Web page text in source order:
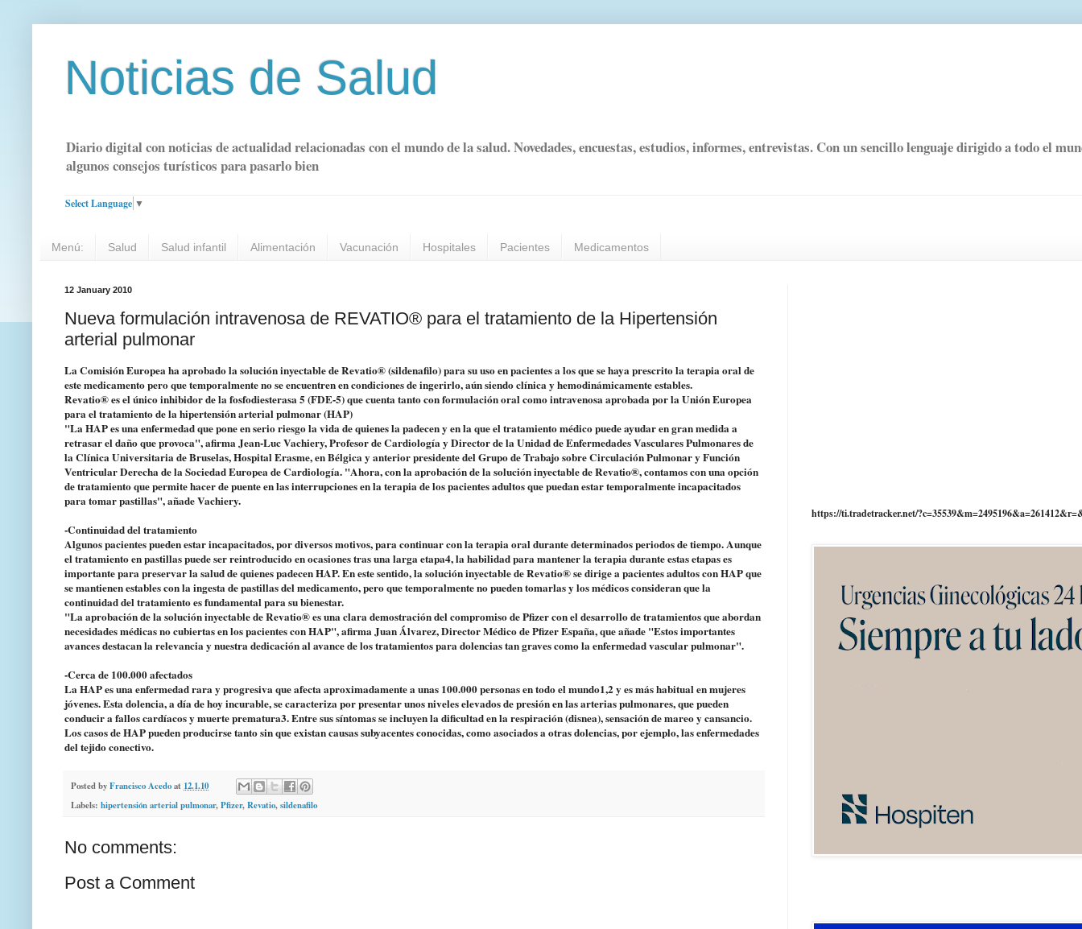
Noticias de Salud
Diario digital con noticias de actualidad relacionadas con el mundo de la salud. Novedades, encuestas, estudios, informes, entrevistas. Con un sencillo lenguaje dirigido a todo el
algunos consejos turísticos para pasarlo bien
Select Language ▼
Menú: Salud Salud infantil Alimentación Vacunación Hospitales Pacientes Medicamentos
12 January 2010
Nueva formulación intravenosa de REVATIO® para el tratamiento de la Hipertensión
arterial pulmonar
La Comisión Europea ha aprobado la solución inyectable de Revatio® (sildenafilo) para su uso en pacientes a los que se haya prescrito la terapia oral de
este medicamento pero que temporalmente no se encuentren en condiciones de ingerirlo, aún siendo clínica y hemodinámicamente estables.
Revatio® es el único inhibidor de la fosfodiesterasa 5 (FDE-5) que cuenta tanto con formulación oral como intravenosa aprobada por la Unión Europea
para el tratamiento de la hipertensión arterial pulmonar (HAP)
"La HAP es una enfermedad que pone en serio riesgo la vida de quienes la padecen y en la que el tratamiento médico puede ayudar en gran medida a
retrasar el daño que provoca", afirma Jean-Luc Vachiery, Profesor de Cardiología y Director de la Unidad de Enfermedades Vasculares Pulmonares de
la Clínica Universitaria de Bruselas, Hospital Erasme, en Bélgica y anterior presidente del Grupo de Trabajo sobre Circulación Pulmonar y Función
Ventricular Derecha de la Sociedad Europea de Cardiología. "Ahora, con la aprobación de la solución inyectable de Revatio®, contamos con una opción
de tratamiento que permite hacer de puente en las interrupciones en la terapia de los pacientes adultos que puedan estar temporalmente incapacitados
para tomar pastillas", añade Vachiery.
-Continuidad del tratamiento
Algunos pacientes pueden estar incapacitados, por diversos motivos, para continuar con la terapia oral durante determinados periodos de tiempo. Aunque
el tratamiento en pastillas puede ser reintroducido en ocasiones tras una larga etapa4, la habilidad para mantener la terapia durante estas etapas es
importante para preservar la salud de quienes padecen HAP. En este sentido, la solución inyectable de Revatio® se dirige a pacientes adultos con HAP que
se mantienen estables con la ingesta de pastillas del medicamento, pero que temporalmente no pueden tomarlas y los médicos consideran que la
continuidad del tratamiento es fundamental para su bienestar.
"La aprobación de la solución inyectable de Revatio® es una clara demostración del compromiso de Pfizer con el desarrollo de tratamientos que abordan
necesidades médicas no cubiertas en los pacientes con HAP", afirma Juan Álvarez, Director Médico de Pfizer España, que añade "Estos importantes
avances destacan la relevancia y nuestra dedicación al avance de los tratamientos para dolencias tan graves como la enfermedad vascular pulmonar".
-Cerca de 100.000 afectados
La HAP es una enfermedad rara y progresiva que afecta aproximadamente a unas 100.000 personas en todo el mundo1,2 y es más habitual en mujeres
jóvenes. Esta dolencia, a día de hoy incurable, se caracteriza por presentar unos niveles elevados de presión en las arterias pulmonares, que pueden
conducir a fallos cardíacos y muerte prematura3. Entre sus síntomas se incluyen la dificultad en la respiración (disnea), sensación de mareo y cansancio.
Los casos de HAP pueden producirse tanto sin que existan causas subyacentes conocidas, como asociados a otras dolencias, por ejemplo, las enfermedades
del tejido conectivo.
Posted byFrancisco Acedoat 12.1.10
Labels: hipertensión arterial pulmonar,Pfizer,Revatio,sildenafilo
No comments:
Post a Comment
https://ti.tradetracker.net/